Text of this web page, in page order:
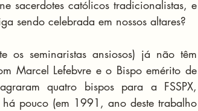
sacerdotes católicos tradicionalistas, e
sendo celebrada em nossos altares?
os seminaristas ansiosos) já não têm
Marcel Lefebvre e o Bispo emérito de
quatro bispos para a FSSPX,
pouco (em 1991, ano deste trabalho